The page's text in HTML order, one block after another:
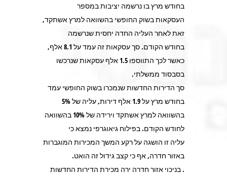
בחודש מרץ בו נרשמה יציבות במספר
העסקאות בשוק החופשי בהשוואה למרץ אשתקד,
זאת לאחר העליה החדה יחסית שנרשמה
בחודש הקודם. סך עסקאות זה עמד על 8.1 אלף,
כאשר לכך התווספו 1.5 אלף עסקאות שנרכשו
בסבסוד ממשלתי.
סך הדירות החדשות שנמכרו בשוק החופשי עמד
בחודש מרץ על 1.9 אלף דירות, עליה של 5%
בהשוואה למרץ אשתקד וירידה של 10% בהשוואה
לחודש הקודם. בפילוח גיאוגרפי נמצא כי
עליה זו הושגה על רקע המשך המכירות המוגברות
באזור חדרה, אף כי קצב גידול זה הואט.
. בניכוי אזור חדרה ירה מכירת הדירות החדשות